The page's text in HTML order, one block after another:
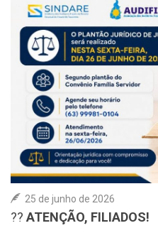
25 de junho de 2026
?? ATENÇÃO, FILIADOS!